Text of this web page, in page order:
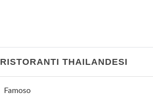
RISTORANTI THAILANDESI
Famoso